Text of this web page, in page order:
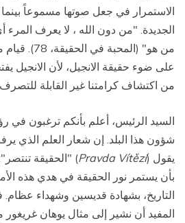
الاستمرار في جعل صوتها مسموعاً بينما
الجديدة. "من دون الله ، لا يعرف
من هو"
على ضوء حقيقة الانجيل، لأن الانجيل
من اكتشاف كرامتنا غير القابلة
السيد الرئيس، أعلم بأنكم ترغبون في
شؤون هذا البلد. إن شعار العلم الذي
يقول (Pravda Vítězí) "الحقيقة
بأن يستمر نور الحقيقة في هدي هذه
التاريخ، بشهادة قديسين وشهداء
المفيد أن نشير إلى مثال يوهان غريغور